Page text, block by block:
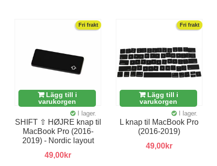
Fri frakt
Lägg till i
varukorgen
I lager.
SHIFT ⇧ HØJRE knap til
MacBook Pro (2016-
2019) - Nordic layout
49,00kr
Fri frakt
Lägg till i
varukorgen
I lager.
L knap til MacBook Pro
(2016-2019)
49,00kr